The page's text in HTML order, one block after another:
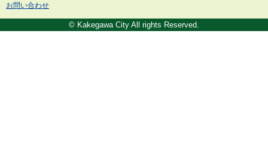
お問い合わせ
© Kakegawa City All rights Reserved.